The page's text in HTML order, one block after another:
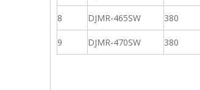
8 DJMR-465SW 380
9 DJMR-470SW 380